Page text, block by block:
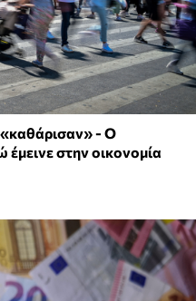
«καθάρισαν» - O
στην οικονομία